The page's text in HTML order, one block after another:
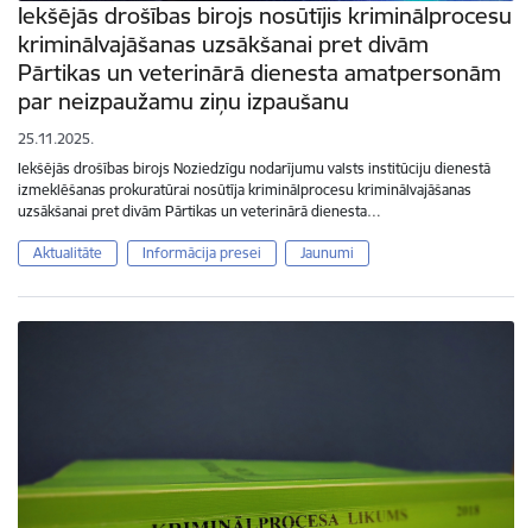
Iekšējās drošības birojs nosūtījis kriminālprocesu
kriminālvajāšanas uzsākšanai pret divām
Pārtikas un veterinārā dienesta amatpersonām
par neizpaužamu ziņu izpaušanu
25.11.2025.
Iekšējās drošības birojs Noziedzīgu nodarījumu valsts institūciju dienestā
izmeklēšanas prokuratūrai nosūtīja kriminālprocesu kriminālvajāšanas
uzsākšanai pret divām Pārtikas un veterinārā dienesta…
Aktualitāte Informācija presei Jaunumi